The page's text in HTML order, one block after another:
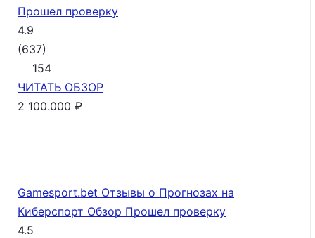
Прошел проверку
4.9
(637)
154
ЧИТАТЬ ОБЗОР
2 100.000 ₽
Gamesport.bet Отзывы о Прогнозах на
Киберспорт Обзор Прошел проверку
4.5